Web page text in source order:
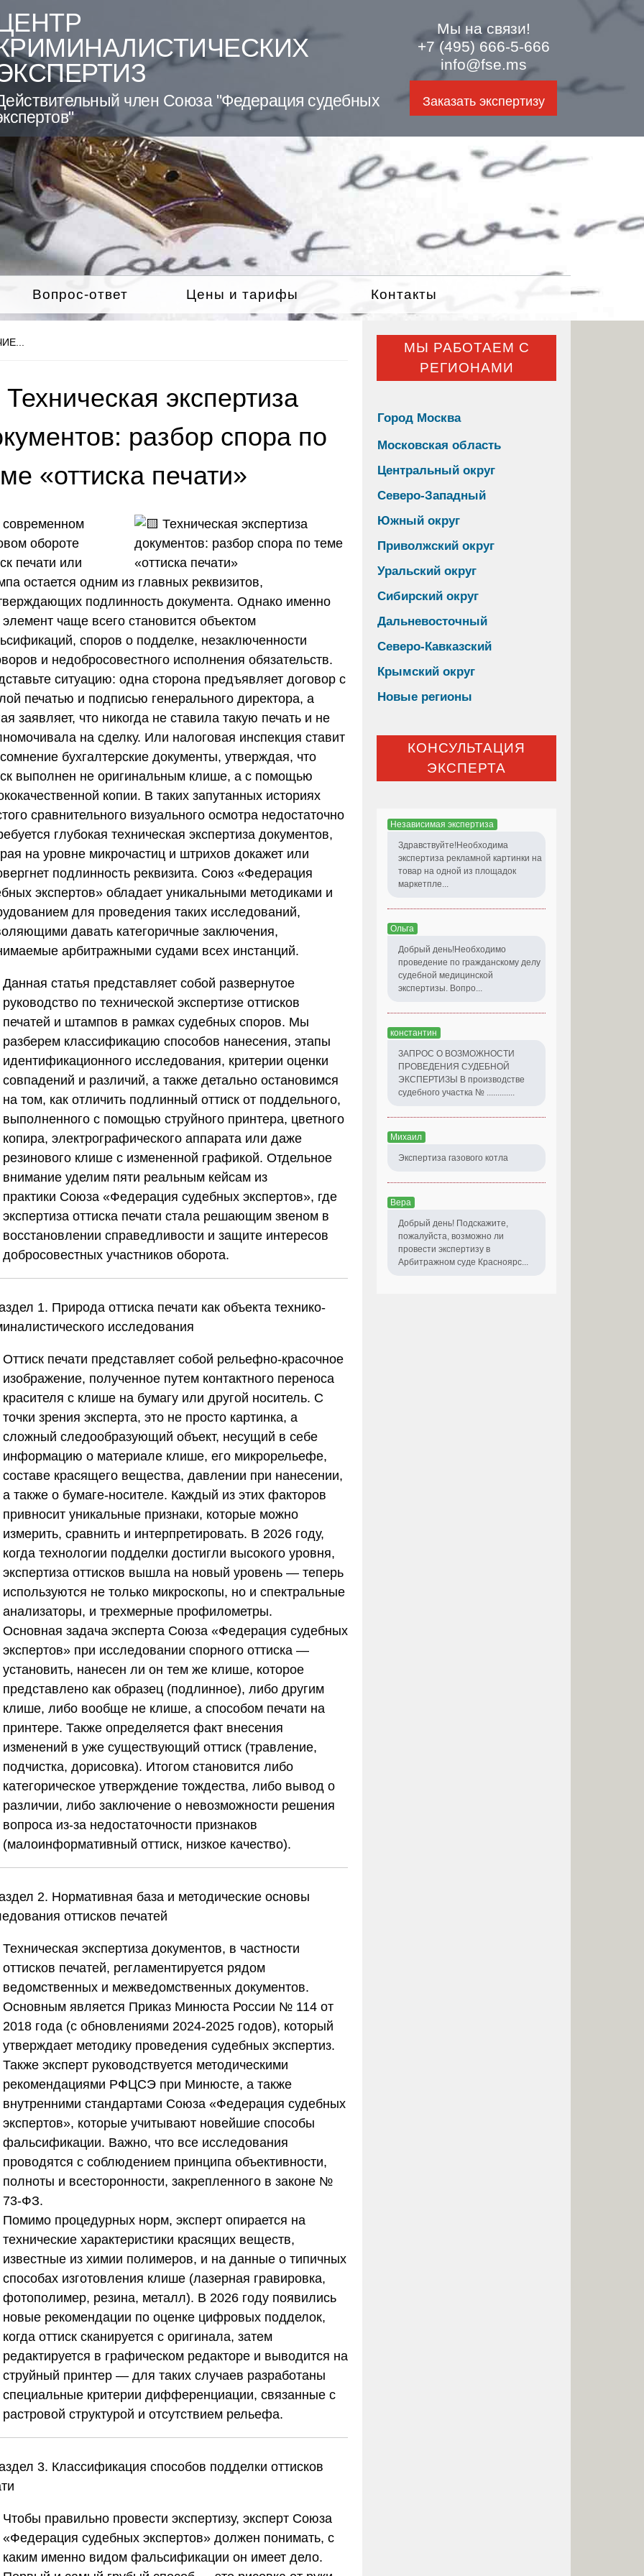
член Союза "Федерация судебных
Мы на связи!
+7 (495) 666-5-666
info@fse.ms
Заказать экспертизу
Вопрос-ответ Цены и тарифы Контакты
Техническая экспертиза
разбор спора по
«оттиска печати»
современном
обороте
печати или
остается одним из главных реквизитов,
подлинность документа. Однако именно
элемент чаще всего становится объектом
споров о подделке, незаключенности
и недобросовестного исполнения обязательств.
ситуацию: одна сторона предъявляет договор с
печатью и подписью генерального директора, а
заявляет, что никогда не ставила такую печать и не
на сделку. Или налоговая инспекция ставит
бухгалтерские документы, утверждая, что
выполнен не оригинальным клише, а с помощью
копии. В таких запутанных историях
сравнительного визуального осмотра недостаточно
глубокая техническая экспертиза документов,
на уровне микрочастиц и штрихов докажет или
подлинность реквизита. Союз «Федерация
экспертов» обладает уникальными методиками и
для проведения таких исследований,
давать категоричные заключения,
арбитражными судами всех инстанций.
Данная статья представляет собой развернутое
руководство по технической экспертизе оттисков
печатей и штампов в рамках судебных споров. Мы
разберем классификацию способов нанесения, этапы
идентификационного исследования, критерии оценки
совпадений и различий, а также детально остановимся
на том, как отличить подлинный оттиск от поддельного,
выполненного с помощью струйного принтера, цветного
копира, электрографического аппарата или даже
резинового клише с измененной графикой. Отдельное
внимание уделим пяти реальным кейсам из
практики Союза «Федерация судебных экспертов», где
экспертиза оттиска печати стала решающим звеном в
восстановлении справедливости и защите интересов
добросовестных участников оборота.
1. Природа оттиска печати как объекта технико-
исследования
Оттиск печати представляет собой рельефно-красочное
изображение, полученное путем контактного переноса
красителя с клише на бумагу или другой носитель. С
точки зрения эксперта, это не просто картинка, а
сложный следообразующий объект, несущий в себе
информацию о материале клише, его микрорельефе,
составе красящего вещества, давлении при нанесении,
а также о бумаге-носителе. Каждый из этих факторов
привносит уникальные признаки, которые можно
измерить, сравнить и интерпретировать. В 2026 году,
когда технологии подделки достигли высокого уровня,
экспертиза оттисков вышла на новый уровень — теперь
используются не только микроскопы, но и спектральные
анализаторы, и трехмерные профилометры.
Основная задача эксперта Союза «Федерация судебных
экспертов» при исследовании спорного оттиска —
установить, нанесен ли он тем же клише, которое
представлено как образец (подлинное), либо другим
клише, либо вообще не клише, а способом печати на
принтере. Также определяется факт внесения
изменений в уже существующий оттиск (травление,
подчистка, дорисовка). Итогом становится либо
категорическое утверждение тождества, либо вывод о
различии, либо заключение о невозможности решения
вопроса из-за недостаточности признаков
(малоинформативный оттиск, низкое качество).
2. Нормативная база и методические основы
оттисков печатей
Техническая экспертиза документов, в частности
оттисков печатей, регламентируется рядом
ведомственных и межведомственных документов.
Основным является Приказ Минюста России № 114 от
2018 года (с обновлениями 2024-2025 годов), который
утверждает методику проведения судебных экспертиз.
Также эксперт руководствуется методическими
рекомендациями РФЦСЭ при Минюсте, а также
внутренними стандартами Союза «Федерация судебных
экспертов», которые учитывают новейшие способы
фальсификации. Важно, что все исследования
проводятся с соблюдением принципа объективности,
полноты и всесторонности, закрепленного в законе №
73-ФЗ.
Помимо процедурных норм, эксперт опирается на
технические характеристики красящих веществ,
известные из химии полимеров, и на данные о типичных
способах изготовления клише (лазерная гравировка,
фотополимер, резина, металл). В 2026 году появились
новые рекомендации по оценке цифровых подделок,
когда оттиск сканируется с оригинала, затем
редактируется в графическом редакторе и выводится на
струйный принтер — для таких случаев разработаны
специальные критерии дифференциации, связанные с
растровой структурой и отсутствием рельефа.
3. Классификация способов подделки оттисков
Чтобы правильно провести экспертизу, эксперт Союза
«Федерация судебных экспертов» должен понимать, с
каким именно видом фальсификации он имеет дело.
МЫ РАБОТАЕМ С
РЕГИОНАМИ
Город Москва
Московская область
Центральный округ
Северо-Западный
Южный округ
Приволжский округ
Уральский округ
Сибирский округ
Дальневосточный
Северо-Кавказский
Крымский округ
Новые регионы
КОНСУЛЬТАЦИЯ
ЭКСПЕРТА
Независимая экспертиза
Здравствуйте!Необходима
экспертиза рекламной картинки на
товар на одной из площадок
маркетпле...
Ольга
Добрый день!Необходимо
проведение по гражданскому делу
судебной медицинской
экспертизы. Вопро...
константин
ЗАПРОС О ВОЗМОЖНОСТИ
ПРОВЕДЕНИЯ СУДЕБНОЙ
ЭКСПЕРТИЗЫ В производстве
судебного участка № .............
Михаил
Экспертиза газового котла
Вера
Добрый день! Подскажите,
пожалуйста, возможно ли
провести экспертизу в
Арбитражном суде Красноярс...